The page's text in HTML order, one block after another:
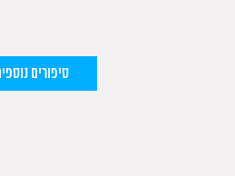
סיפורים